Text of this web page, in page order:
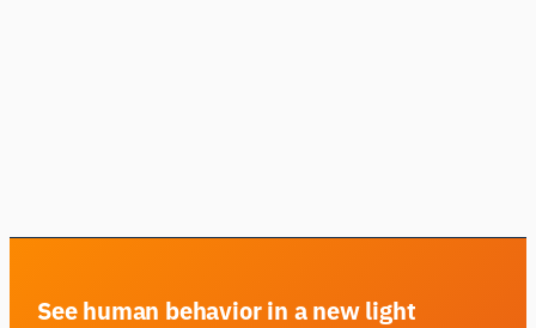
See human behavior in a new light